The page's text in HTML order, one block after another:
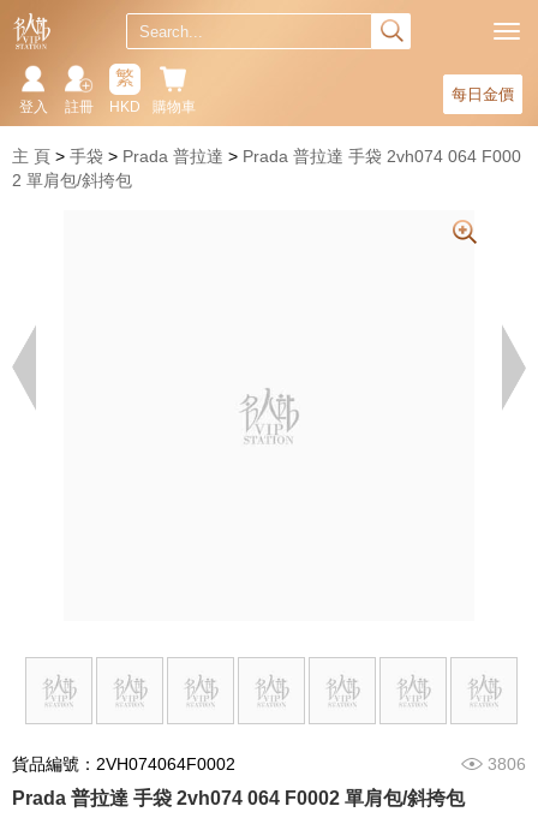
每日金價
購物車
繁
HKD
註冊
登入
主 頁 手袋 Prada 普拉達
Prada 普拉達 手袋 2vh074 064 F000
2 單肩包/斜挎包
貨品編號：2VH074064F0002 3806
Prada 普拉達 手袋 2vh074 064 F0002 單肩包/斜挎包